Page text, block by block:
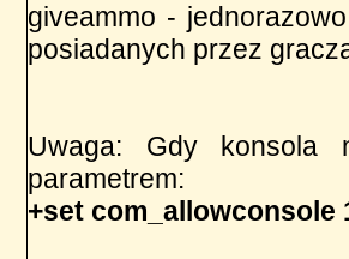
giveammo -
posiadanych przez
Uwaga: Gdy
parametrem:
+set com_allowconsole